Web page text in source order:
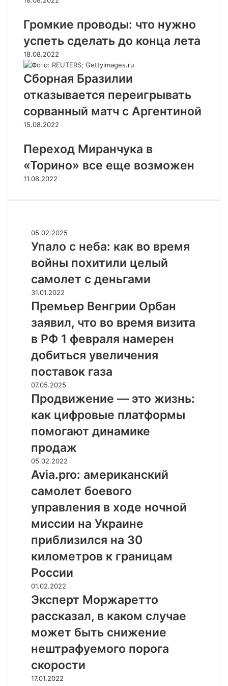
Громкие проводы: что нужно
успеть сделать до конца лета
18.08.2022
Сборная Бразилии
отказывается переигрывать
сорванный матч с Аргентиной
15.08.2022
Переход Миранчука в
«Торино» все еще возможен
11.08.2022
У
п
л
о
с
н
б
а
а
к
в
о
в
р
м
я
в
о
й
н
п
о
и
т
л
и
ц
л
ы
с
а
м
о
05.02.2025
Упало с неба: как во время
войны похитили целый
самолет с деньгами
П
р
м
ь
р
В
е
н
и
и
р
б
а
з
а
в
и
,
ч
т
в
о
в
р
е
я
в
31.01.2022
Премьер Венгрии Орбан
заявил, что во время визита
в РФ 1 февраля намерен
добиться увеличения
поставок газа
П
р
д
в
ж
е
н
и
е
э
т
ж
и
з
н
ь
:
а
к
и
ф
р
07.05.2025
Продвижение — это жизнь:
как цифровые платформы
помогают динамике
продаж
A
v
a
.
p
r
o
:
а
м
е
р
и
а
н
к
и
й
05.02.2022
Avia.pro: американский
самолет боевого
управления в ходе ночной
миссии на Украине
приблизился на 30
километров к границам
России
Э
к
п
е
т
М
о
р
01.02.2022
Эксперт Моржаретто
рассказал, в каком случае
может быть снижение
нештрафуемого порога
скорости
С
17.01.2022